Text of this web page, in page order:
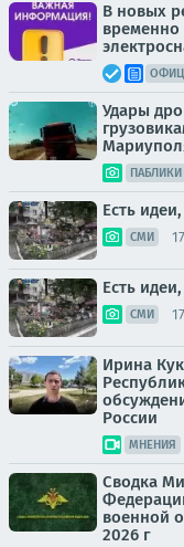
В новых
временно
Удары
ПАБЛИКИ
Есть
СМИ
Есть
СМИ
Ирина
России
МНЕНИЯ
Сводка
военной
2026 г